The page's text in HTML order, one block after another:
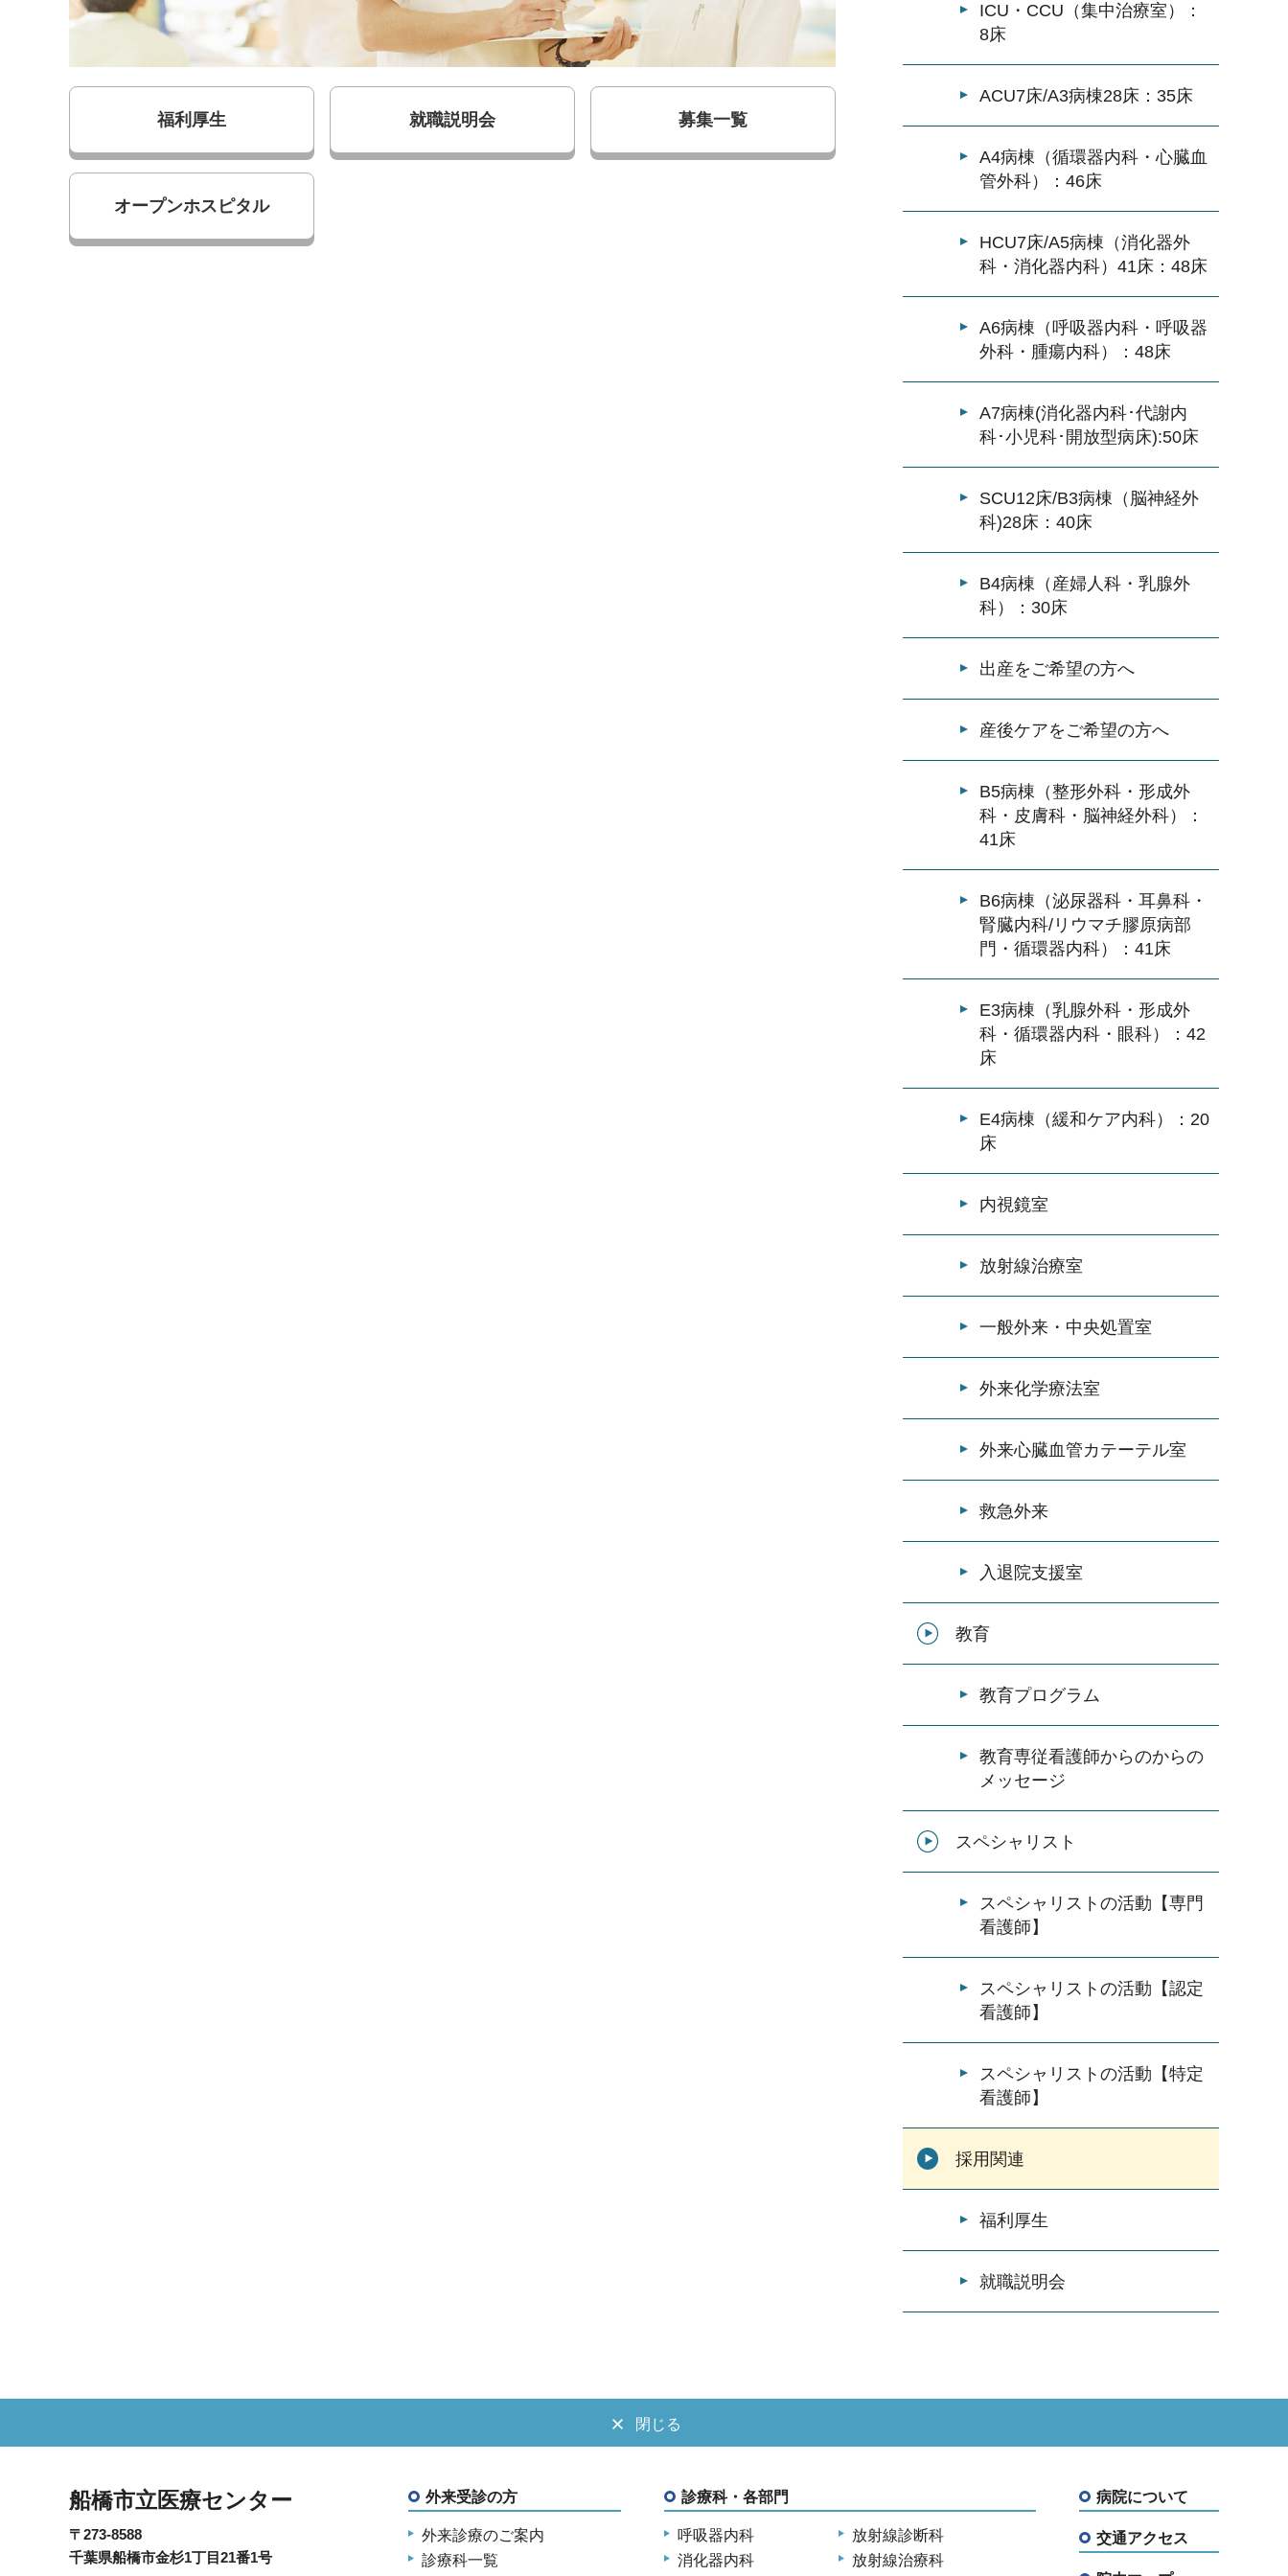
福利厚生 就職説明会 募集一覧
オープンホスピタル
ICU・CCU（集中治療室）：
8床
ACU7床/A3病棟28床：35床
A4病棟（循環器内科・心臓血
管外科）：46床
HCU7床/A5病棟（消化器外
科・消化器内科）41床：48床
A6病棟（呼吸器内科・呼吸器
外科・腫瘍内科）：48床
A7病棟(消化器内科･代謝内
科･小児科･開放型病床):50床
SCU12床/B3病棟（脳神経外
科)28床：40床
B4病棟（産婦人科・乳腺外
科）：30床
出産をご希望の方へ
産後ケアをご希望の方へ
B5病棟（整形外科・形成外
科・皮膚科・脳神経外科）：
41床
B6病棟（泌尿器科・耳鼻科・
腎臓内科/リウマチ膠原病部
門・循環器内科）：41床
E3病棟（乳腺外科・形成外
科・循環器内科・眼科）：42
床
E4病棟（緩和ケア内科）：20
床
内視鏡室
放射線治療室
一般外来・中央処置室
外来化学療法室
外来心臓血管カテーテル室
救急外来
入退院支援室
教育
教育プログラム
教育専従看護師からのからの
メッセージ
スペシャリスト
スペシャリストの活動【専門
看護師】
スペシャリストの活動【認定
看護師】
スペシャリストの活動【特定
看護師】
採用関連
福利厚生
就職説明会
閉じる
船橋市立医療センター
〒273-8588
千葉県船橋市金杉1丁目21番1号
外来受診の方
外来診療のご案内
診療科一覧
診療科・各部門
呼吸器内科
消化器内科
放射線診断科
放射線治療科
病院について
交通アクセス